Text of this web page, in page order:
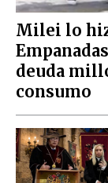
Milei lo
deuda
consumo